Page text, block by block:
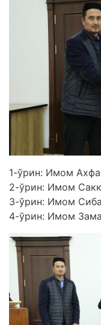
1-ўрин: Имом
2-ўрин: Имом
3-ўрин: Имом
4-ўрин: Имом